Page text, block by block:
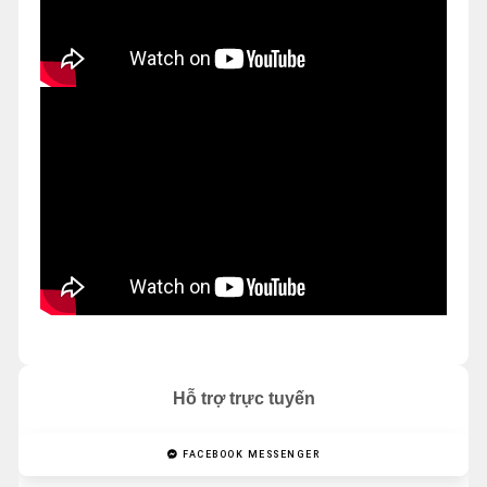
Hỗ trợ trực tuyến
FACEBOOK MESSENGER